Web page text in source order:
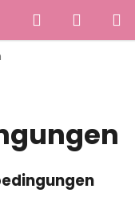
Suchen